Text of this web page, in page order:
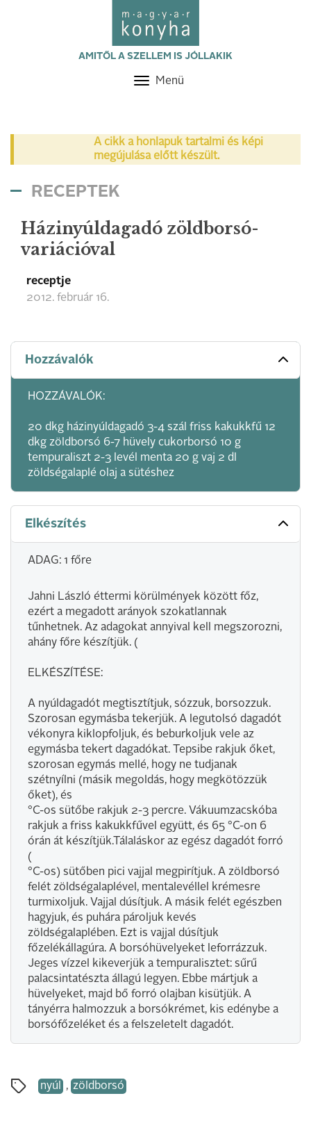
AMITŐL A SZELLEM IS JÓLLAKIK
Toggle
Menü
A cikk a honlapuk tartalmi és képi
megújulása előtt készült.
RECEPTEK
Házinyúldagadó zöldborsó-
variációval
receptje
2012. február 16.
Hozzávalók
HOZZÁVALÓK:
20 dkg házinyúldagadó 3-4 szál friss kakukkfű 12
dkg zöldborsó 6-7 hüvely cukorborsó 10 g
tempuraliszt 2-3 levél menta 20 g vaj 2 dl
zöldségalaplé olaj a sütéshez
Elkészítés
ADAG: 1 főre
Jahni László éttermi körülmények között főz,
ezért a megadott arányok szokatlannak
tűnhetnek. Az adagokat annyival kell megszorozni,
ahány főre készítjük. (
ELKÉSZÍTÉSE:
A nyúldagadót megtisztítjuk, sózzuk, borsozzuk.
Szorosan egymásba tekerjük. A legutolsó dagadót
vékonyra kiklopfoljuk, és beburkoljuk vele az
egymásba tekert dagadókat. Tepsibe rakjuk őket,
szorosan egymás mellé, hogy ne tudjanak
szétnyílni (másik megoldás, hogy megkötözzük
őket), és
°C-os sütőbe rakjuk 2-3 percre. Vákuumzacskóba
rakjuk a friss kakukkfűvel együtt, és 65 °C-on 6
órán át készítjük.Tálaláskor az egész dagadót forró
(
°C-os) sütőben pici vajjal megpirítjuk. A zöldborsó
felét zöldségalaplével, mentalevéllel krémesre
turmixoljuk. Vajjal dúsítjuk. A másik felét egészben
hagyjuk, és puhára pároljuk kevés
zöldségalaplében. Ezt is vajjal dúsítjuk
főzelékállagúra. A borsóhüvelyeket leforrázzuk.
Jeges vízzel kikeverjük a tempuralisztet: sűrű
palacsintatészta állagú legyen. Ebbe mártjuk a
hüvelyeket, majd bő forró olajban kisütjük. A
tányérra halmozzuk a borsókrémet, kis edénybe a
borsófőzeléket és a felszeletelt dagadót.
nyúl , zöldborsó